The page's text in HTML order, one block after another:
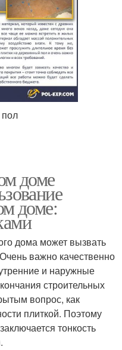
доме
доме:
дома может вызвать
важно качественно
и наружные
строительных
вопрос, как
плиткой. Поэтому
тонкость